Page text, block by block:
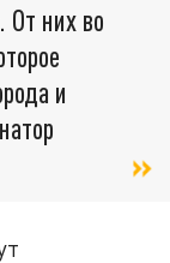
От них во
и